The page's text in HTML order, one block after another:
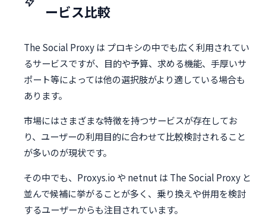
ービス比較
The Social Proxy は プロキシの中でも広く利用されてい
るサービスですが、目的や予算、求める機能、手厚いサ
ポート等によっては他の選択肢がより適している場合も
あります。
市場にはさまざまな特徴を持つサービスが存在してお
り、ユーザーの利用目的に合わせて比較検討されること
が多いのが現状です。
その中でも、Proxys.io や netnut は The Social Proxy と
並んで候補に挙がることが多く、乗り換えや併用を検討
するユーザーからも注目されています。